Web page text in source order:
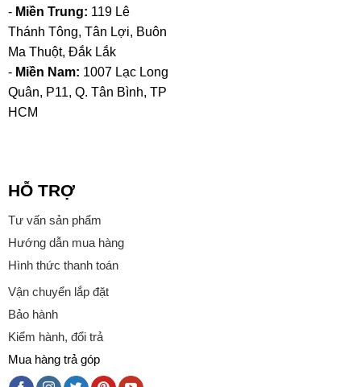
- Miền Trung: 119 Lê
Thánh Tông, Tân Lợi, Buôn
Ma Thuột, Đắk Lắk
- Miền Nam: 1007 Lạc Long
Quân, P11, Q. Tân Bình, TP
HCM
HỖ TRỢ
Tư vấn sản phẩm
Hướng dẫn mua hàng
Hình thức thanh toán
Vận chuyển lắp đặt
Bảo hành
Kiểm hành, đổi trả
Mua hàng trả góp